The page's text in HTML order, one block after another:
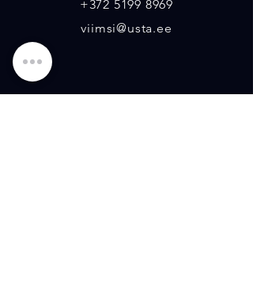
+372 5199 8969
viimsi@usta.ee